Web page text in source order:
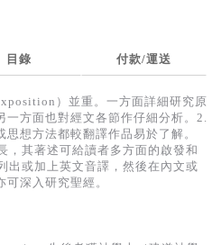
目錄 付款/運送
）並重。一方面詳細研究原
一方面也對經文各節作仔細分析。2.
想方法都較翻譯作品易於了解。
，其著述可給讀者多方面的啟發和
出或加上英文音譯，然後在內文或
深入研究聖經。